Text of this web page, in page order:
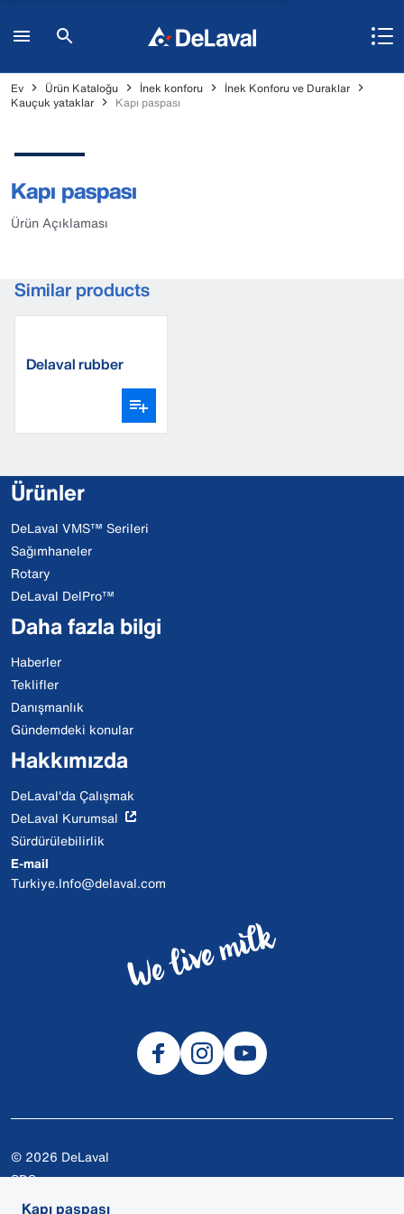
Ev Ürün Kataloğu İnek konforu
İnek Konforu ve Duraklar
Kauçuk yataklar
Kapı paspası
Kapı paspası
Ürün Açıklaması
Kapı paspası
Similar products
Delaval rubber
Ürünler
DeLaval VMS™ Serileri
Sağımhaneler
Rotary
DeLaval DelPro™
Daha fazla bilgi
Haberler
Teklifler
Danışmanlık
Gündemdeki konular
Hakkımızda
DeLaval'da Çalışmak
DeLaval Kurumsal
Sürdürülebilirlik
E-mail
Turkiye.Info@delaval.com
© 2026 DeLaval
SDS
Çerezler